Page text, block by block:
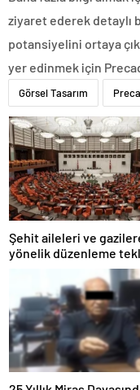
ziyaret ederek detaylı
potansiyelini ortaya
yer edinmek için
Görsel Tasarım
Şehit aileleri ve
yönelik düzenleme
Meclis’te kabul edildi